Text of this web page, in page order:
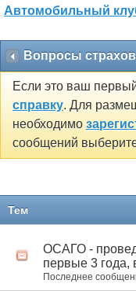
Автомобильный
Вопросы
Если это ваш
справку. Для
необходимо
сообщений
Тем
ОСАГО -
первые 3 года,
Последнее